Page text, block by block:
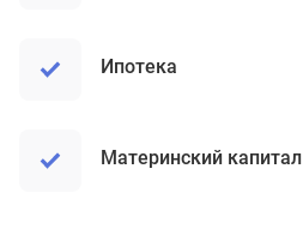
ипотека
материнский капитал